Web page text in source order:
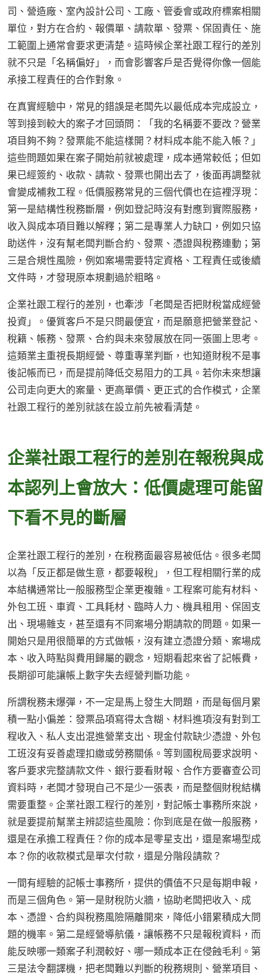
司、營造廠、室內設計公司、工廠、管委會或政府標案相關
單位，對方在合約、報價單、請款單、發票、保固責任、施
工範圍上通常會要求更清楚。這時候企業社跟工程行的差別
就不只是「名稱偏好」，而會影響客戶是否覺得你像一個能
承接工程責任的合作對象。
在真實經驗中，常見的錯誤是老闆先以最低成本完成設立，
等到接到較大的案子才回頭問：「我的名稱要不要改？營業
項目夠不夠？發票能不能這樣開？材料成本能不能入帳？」
這些問題如果在案子開始前就被處理，成本通常較低；但如
果已經簽約、收款、請款、發票也開出去了，後面再調整就
會變成補救工程。低價服務常見的三個代價也在這裡浮現：
第一是結構性稅務斷層，例如登記時沒有對應到實際服務，
收入與成本項目難以解釋；第二是專業人力缺口，例如只協
助送件，沒有幫老闆判斷合約、發票、憑證與稅務連動；第
三是合規性風險，例如案場需要特定資格、工程責任或後續
文件時，才發現原本規劃過於粗略。
企業社跟工程行的差別，也牽涉「老闆是否把財稅當成經營
投資」。優質客戶不是只問最便宜，而是願意把營業登記、
稅籍、帳務、發票、合約與未來發展放在同一張圖上思考。
這類業主重視長期經營、尊重專業判斷，也知道財稅不是事
後記帳而已，而是提前降低交易阻力的工具。若你未來想讓
公司走向更大的案量、更高單價、更正式的合作模式，企業
社跟工程行的差別就該在設立前先被看清楚。
企業社跟工程行的差別在報稅與成
本認列上會放大：低價處理可能留
下看不見的斷層
企業社跟工程行的差別，在稅務面最容易被低估。很多老闆
以為「反正都是做生意，都要報稅」，但工程相關行業的成
本結構通常比一般服務型企業更複雜。工程案可能有材料、
外包工班、車資、工具耗材、臨時人力、機具租用、保固支
出、現場雜支，甚至還有不同案場分期請款的問題。如果一
開始只是用很簡單的方式做帳，沒有建立憑證分類、案場成
本、收入時點與費用歸屬的觀念，短期看起來省了記帳費，
長期卻可能讓帳上數字失去經營判斷功能。
所謂稅務未爆彈，不一定是馬上發生大問題，而是每個月累
積一點小偏差：發票品項寫得太含糊、材料進項沒有對到工
程收入、私人支出混進營業支出、現金付款缺少憑證、外包
工班沒有妥善處理扣繳或勞務關係。等到國稅局要求說明、
客戶要求完整請款文件、銀行要看財報、合作方要審查公司
資料時，老闆才發現自己不是少一張表，而是整個財稅結構
需要重整。企業社跟工程行的差別，對記帳士事務所來說，
就是要提前幫業主辨認這些風險：你到底是在做一般服務，
還是在承擔工程責任？你的成本是零星支出，還是案場型成
本？你的收款模式是單次付款，還是分階段請款？
一間有經驗的記帳士事務所，提供的價值不只是每期申報，
而是三個角色。第一是財稅防火牆，協助老闆把收入、成
本、憑證、合約與稅務風險隔離開來，降低小錯累積成大問
題的機率。第二是經營導航儀，讓帳務不只是報稅資料，而
能反映哪一類案子利潤較好、哪一類成本正在侵蝕毛利。第
三是法令翻譯機，把老闆難以判斷的稅務規則、營業項目、